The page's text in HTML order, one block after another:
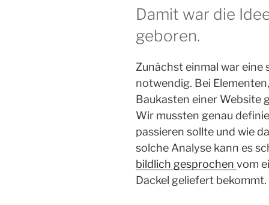
Damit war die
geboren.
Zunächst einmal war
notwendig. Bei
Baukasten einer Website
Wir mussten genau
passieren sollte und wie
solche Analyse kann es
bildlich gesprochen vom
Dackel geliefert bekommt.